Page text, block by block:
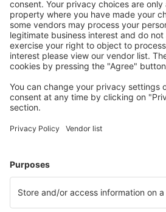
Copyright © eSky.hu Minden jog fenntartva.